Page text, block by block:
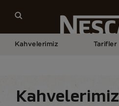
Kahvelerimiz Tarifler
Kahvelerimiz